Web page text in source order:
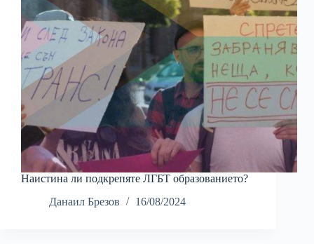
Наистина ли подкрепяте ЛГБТ образованието?
Данаил Брезов
16/08/2024